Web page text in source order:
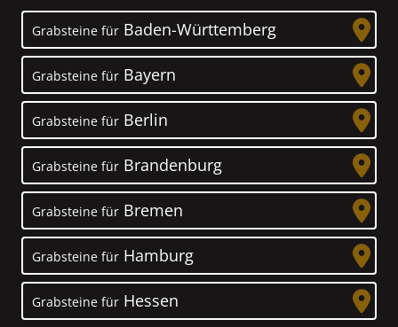
Grabsteine für Baden-Württemberg
Grabsteine für Bayern
Grabsteine für Berlin
Grabsteine für Brandenburg
Grabsteine für Bremen
Grabsteine für Hamburg
Grabsteine für Hessen